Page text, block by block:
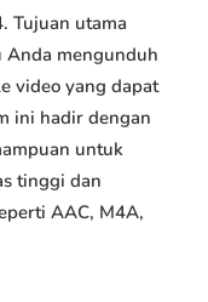
Tujuan utama
mengunduh
video yang dapat
ini hadir dengan
untuk
tinggi dan
AAC, M4A,